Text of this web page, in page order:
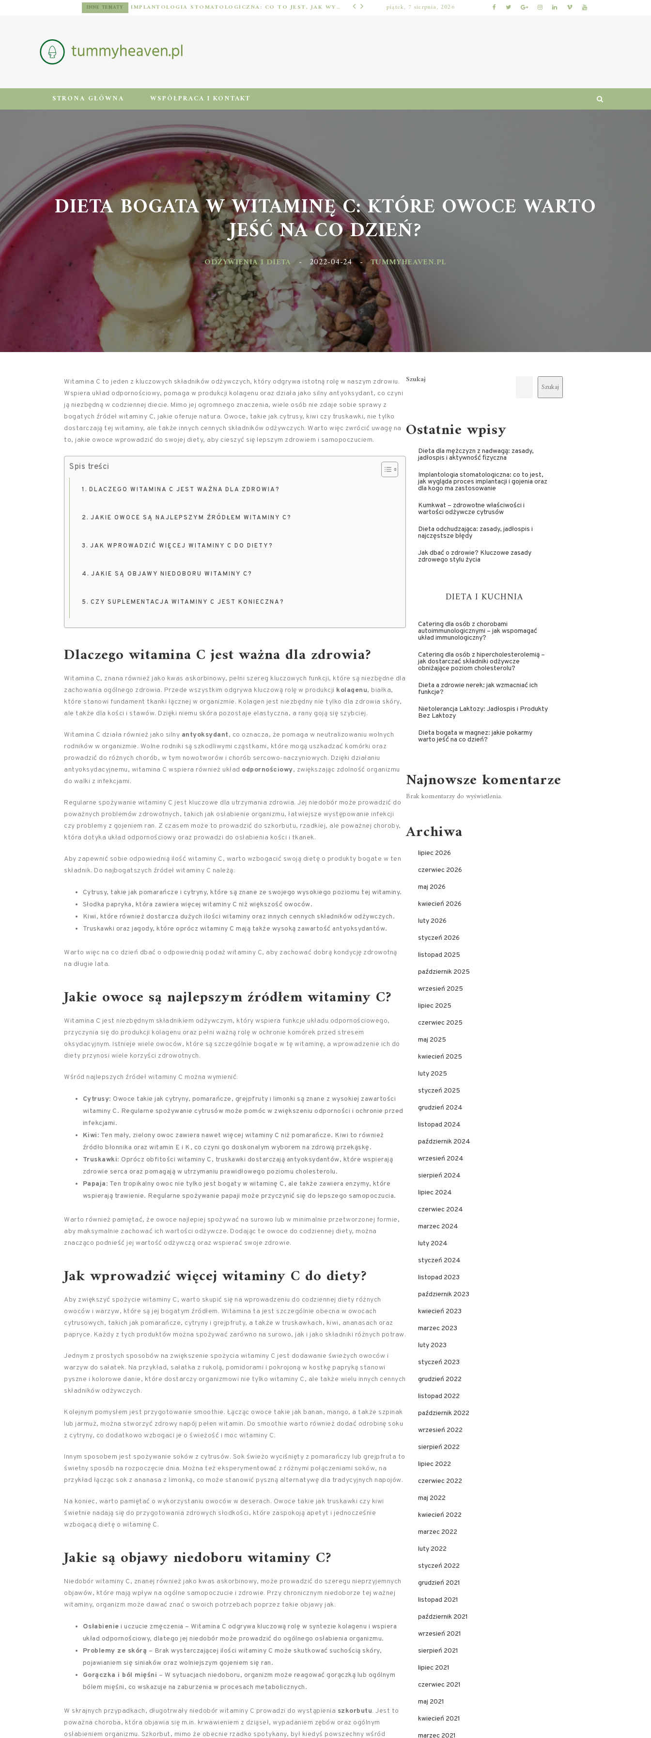
INNE TEMATY IMPLANTOLOGIA STOMATOLOGICZNA: CO TO JEST, JAK WYGLĄDA PROCES IMPLANTACJI I GOJENIA ORAZ DLA KOGO MA ZASTOSOWANIE ODŻYWIENIA I DIETA
piątek, 7 sierpnia, 2026
STRONA GŁÓWNA WSPÓŁPRACA I KONTAKT
DIETA BOGATA W WITAMINĘ C: KTÓRE OWOCE WARTO
JEŚĆ NA CO DZIEŃ?
ODŻYWIENIA I DIETA 2022-04-24 - TUMMYHEAVEN.PL
Witamina C to jeden z kluczowych składników odżywczych, który odgrywa istotną rolę w naszym zdrowiu.
Wspiera układ odpornościowy, pomaga w produkcji kolagenu oraz działa jako silny antyoksydant, co czyni
ją niezbędną w codziennej diecie. Mimo jej ogromnego znaczenia, wiele osób nie zdaje sobie sprawy z
bogatych źródeł witaminy C, jakie oferuje natura. Owoce, takie jak cytrusy, kiwi czy truskawki, nie tylko
dostarczają tej witaminy, ale także innych cennych składników odżywczych. Warto więc zwrócić uwagę na
to, jakie owoce wprowadzić do swojej diety, aby cieszyć się lepszym zdrowiem i samopoczuciem.
Spis treści
DLACZEGO WITAMINA C JEST WAŻNA DLA ZDROWIA?
JAKIE OWOCE SĄ NAJLEPSZYM ŹRÓDŁEM WITAMINY C?
JAK WPROWADZIĆ WIĘCEJ WITAMINY C DO DIETY?
JAKIE SĄ OBJAWY NIEDOBORU WITAMINY C?
CZY SUPLEMENTACJA WITAMINY C JEST KONIECZNA?
Dlaczego witamina C jest ważna dla zdrowia?
Witamina C, znana również jako kwas askorbinowy, pełni szereg kluczowych funkcji, które są niezbędne dla
zachowania ogólnego zdrowia. Przede wszystkim odgrywa kluczową rolę w produkcji kolagenu, białka,
które stanowi fundament tkanki łącznej w organizmie. Kolagen jest niezbędny nie tylko dla zdrowia skóry,
ale także dla kości i stawów. Dzięki niemu skóra pozostaje elastyczna, a rany goją się szybciej.
Witamina C działa również jako silny antyoksydant, co oznacza, że pomaga w neutralizowaniu wolnych
rodników w organizmie. Wolne rodniki są szkodliwymi cząstkami, które mogą uszkadzać komórki oraz
prowadzić do różnych chorób, w tym nowotworów i chorób sercowo-naczyniowych. Dzięki działaniu
antyoksydacyjnemu, witamina C wspiera również układ odpornościowy, zwiększając zdolność organizmu
do walki z infekcjami.
Regularne spożywanie witaminy C jest kluczowe dla utrzymania zdrowia. Jej niedobór może prowadzić do
poważnych problemów zdrowotnych, takich jak osłabienie organizmu, łatwiejsze występowanie infekcji
czy problemy z gojeniem ran. Z czasem może to prowadzić do szkorbutu, rzadkiej, ale poważnej choroby,
która dotyka układ odpornościowy oraz prowadzi do osłabienia kości i tkanek.
Aby zapewnić sobie odpowiednią ilość witaminy C, warto wzbogacić swoją dietę o produkty bogate w ten
składnik. Do najbogatszych źródeł witaminy C należą:
Cytrusy, takie jak pomarańcze i cytryny, które są znane ze swojego wysokiego poziomu tej witaminy.
Słodka papryka, która zawiera więcej witaminy C niż większość owoców.
Kiwi, które również dostarcza dużych ilości witaminy oraz innych cennych składników odżywczych.
Truskawki oraz jagody, które oprócz witaminy C mają także wysoką zawartość antyoksydantów.
Warto więc na co dzień dbać o odpowiednią podaż witaminy C, aby zachować dobrą kondycję zdrowotną
na długie lata.
Jakie owoce są najlepszym źródłem witaminy C?
Witamina C jest niezbędnym składnikiem odżywczym, który wspiera funkcje układu odpornościowego,
przyczynia się do produkcji kolagenu oraz pełni ważną rolę w ochronie komórek przed stresem
oksydacyjnym. Istnieje wiele owoców, które są szczególnie bogate w tę witaminę, a wprowadzenie ich do
diety przynosi wiele korzyści zdrowotnych.
Wśród najlepszych źródeł witaminy C można wymienić:
Cytrusy: Owoce takie jak cytryny, pomarańcze, grejpfruty i limonki są znane z wysokiej zawartości
witaminy C. Regularne spożywanie cytrusów może pomóc w zwiększeniu odporności i ochronie przed
infekcjami.
Kiwi: Ten mały, zielony owoc zawiera nawet więcej witaminy C niż pomarańcze. Kiwi to również
źródło błonnika oraz witamin E i K, co czyni go doskonałym wyborem na zdrową przekąskę.
Truskawki: Oprócz obfitości witaminy C, truskawki dostarczają antyoksydantów, które wspierają
zdrowie serca oraz pomagają w utrzymaniu prawidłowego poziomu cholesterolu.
Papaja: Ten tropikalny owoc nie tylko jest bogaty w witaminę C, ale także zawiera enzymy, które
wspierają trawienie. Regularne spożywanie papaji może przyczynić się do lepszego samopoczucia.
Warto również pamiętać, że owoce najlepiej spożywać na surowo lub w minimalnie przetworzonej formie,
aby maksymalnie zachować ich wartości odżywcze. Dodając te owoce do codziennej diety, można
znacząco podnieść jej wartość odżywczą oraz wspierać swoje zdrowie.
Jak wprowadzić więcej witaminy C do diety?
Aby zwiększyć spożycie witaminy C, warto skupić się na wprowadzeniu do codziennej diety różnych
owoców i warzyw, które są jej bogatym źródłem. Witamina ta jest szczególnie obecna w owocach
cytrusowych, takich jak pomarańcze, cytryny i grejpfruty, a także w truskawkach, kiwi, ananasach oraz
papryce. Każdy z tych produktów można spożywać zarówno na surowo, jak i jako składniki różnych potraw.
Jednym z prostych sposobów na zwiększenie spożycia witaminy C jest dodawanie świeżych owoców i
warzyw do sałatek. Na przykład, sałatka z rukolą, pomidorami i pokrojoną w kostkę papryką stanowi
pyszne i kolorowe danie, które dostarczy organizmowi nie tylko witaminy C, ale także wielu innych cennych
składników odżywczych.
Kolejnym pomysłem jest przygotowanie smoothie. Łącząc owoce takie jak banan, mango, a także szpinak
lub jarmuż, można stworzyć zdrowy napój pełen witamin. Do smoothie warto również dodać odrobinę soku
z cytryny, co dodatkowo wzbogaci je o świeżość i moc witaminy C.
Innym sposobem jest spożywanie soków z cytrusów. Sok świeżo wyciśnięty z pomarańczy lub grejpfruta to
świetny sposób na rozpoczęcie dnia. Można też eksperymentować z różnymi połączeniami soków, na
przykład łącząc sok z ananasa z limonką, co może stanowić pyszną alternatywę dla tradycyjnych napojów.
Na koniec, warto pamiętać o wykorzystaniu owoców w deserach. Owoce takie jak truskawki czy kiwi
świetnie nadają się do przygotowania zdrowych słodkości, które zaspokoją apetyt i jednocześnie
wzbogacą dietę o witaminę C.
Jakie są objawy niedoboru witaminy C?
Niedobór witaminy C, znanej również jako kwas askorbinowy, może prowadzić do szeregu nieprzyjemnych
objawów, które mają wpływ na ogólne samopoczucie i zdrowie. Przy chronicznym niedoborze tej ważnej
witaminy, organizm może dawać znać o swoich potrzebach poprzez takie objawy jak:
Osłabienie i uczucie zmęczenia – Witamina C odgrywa kluczową rolę w syntezie kolagenu i wspiera
układ odpornościowy, dlatego jej niedobór może prowadzić do ogólnego osłabienia organizmu.
Problemy ze skórą – Brak wystarczającej ilości witaminy C może skutkować suchością skóry,
pojawianiem się siniaków oraz wolniejszym gojeniem się ran.
Gorączka i ból mięśni – W sytuacjach niedoboru, organizm może reagować gorączką lub ogólnym
bólem mięśni, co wskazuje na zaburzenia w procesach metabolicznych.
W skrajnych przypadkach, długotrwały niedobór witaminy C prowadzi do wystąpienia szkorbutu. Jest to
poważna choroba, która objawia się m.in. krwawieniem z dziąseł, wypadaniem zębów oraz ogólnym
osłabieniem organizmu. Szkorbut, mimo że obecnie rzadko spotykany, był kiedyś powszechny wśród
Szukaj
Szukaj
Ostatnie wpisy
Dieta dla mężczyzn z nadwagą: zasady,
jadłospis i aktywność fizyczna
Implantologia stomatologiczna: co to jest,
jak wygląda proces implantacji i gojenia oraz
dla kogo ma zastosowanie
Kumkwat – zdrowotne właściwości i
wartości odżywcze cytrusów
Dieta odchudzająca: zasady, jadłospis i
najczęstsze błędy
Jak dbać o zdrowie? Kluczowe zasady
zdrowego stylu życia
DIETA I KUCHNIA
Catering dla osób z chorobami
autoimmunologicznymi – jak wspomagać
układ immunologiczny?
Catering dla osób z hipercholesterolemią –
jak dostarczać składniki odżywcze
obniżające poziom cholesterolu?
Dieta a zdrowie nerek: jak wzmacniać ich
funkcje?
Nietolerancja Laktozy: Jadłospis i Produkty
Bez Laktozy
Dieta bogata w magnez: jakie pokarmy
warto jeść na co dzień?
Najnowsze komentarze
Brak komentarzy do wyświetlenia.
Archiwa
lipiec 2026
czerwiec 2026
maj 2026
kwiecień 2026
luty 2026
styczeń 2026
listopad 2025
październik 2025
wrzesień 2025
lipiec 2025
czerwiec 2025
maj 2025
kwiecień 2025
luty 2025
styczeń 2025
grudzień 2024
listopad 2024
październik 2024
wrzesień 2024
sierpień 2024
lipiec 2024
czerwiec 2024
marzec 2024
luty 2024
styczeń 2024
listopad 2023
październik 2023
kwiecień 2023
marzec 2023
luty 2023
styczeń 2023
grudzień 2022
listopad 2022
październik 2022
wrzesień 2022
sierpień 2022
lipiec 2022
czerwiec 2022
maj 2022
kwiecień 2022
marzec 2022
luty 2022
styczeń 2022
grudzień 2021
listopad 2021
październik 2021
wrzesień 2021
sierpień 2021
lipiec 2021
czerwiec 2021
maj 2021
kwiecień 2021
marzec 2021